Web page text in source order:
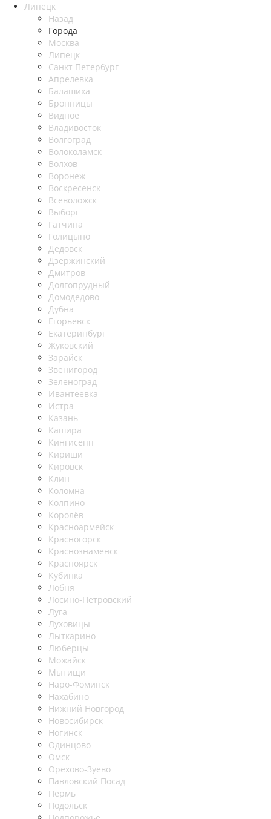
Липецк
Назад
Города
Москва
Липецк
Санкт Петербург
Апрелевка
Балашиха
Бронницы
Видное
Владивосток
Волгоград
Волоколамск
Волхов
Воронеж
Воскресенск
Всеволожск
Выборг
Гатчина
Голицыно
Дедовск
Дзержинский
Дмитров
Долгопрудный
Домодедово
Дубна
Егорьевск
Екатеринбург
Жуковский
Зарайск
Звенигород
Зеленоград
Ивантеевка
Истра
Казань
Кашира
Кингисепп
Кириши
Кировск
Клин
Коломна
Колпино
Королёв
Красноармейск
Красногорск
Краснознаменск
Красноярск
Кубинка
Лобня
Лосино-Петровский
Луга
Луховицы
Лыткарино
Люберцы
Можайск
Мытищи
Наро-Фоминск
Нахабино
Нижний Новгород
Новосибирск
Ногинск
Одинцово
Омск
Орехово-Зуево
Павловский Посад
Пермь
Подольск